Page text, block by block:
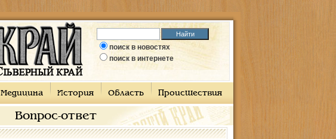
поиск в новостях
поиск в интернете
Медицина История Область Происшествия
Вопрос-ответ